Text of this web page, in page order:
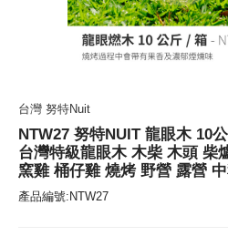
台灣 努特Nuit
NTW27 努特NUIT 龍眼木 10
台灣特級龍眼木 木柴 木頭 柴
窯雞 桶仔雞 燒烤 野營 露營
產品編號:NTW27